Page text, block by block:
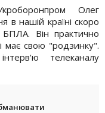
Олег
в нашій країні скоро
Він практично
має свою "родзинку".
телеканалу